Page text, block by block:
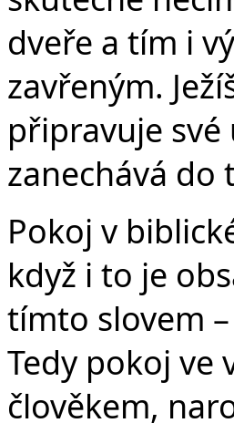
dveře a tím i
zavřeným.
připravuje své
zanechává do
Pokoj v
když i to je
tímto slovem –
Tedy pokoj ve
člověkem,